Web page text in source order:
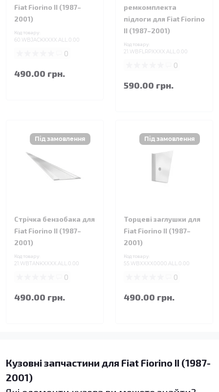
Fiat Fiorino II (1987–
2001)
Код товару:
60.WBJACKXXXX.ALL.0.00
0
490.00 грн.
ремкомплекта
підлоги для Fiat Fiorino
II (1987–2001)
Код товару:
21.WBFLRPXXXX.ALL.0.00
0
590.00 грн.
Стрічка бензобака для
Fiat Fiorino II (1987–
2001)
Код товару:
21.WBTANKXXXX.ALL.0.00
0
490.00 грн.
Торцеві заглушки для
Fiat Fiorino II (1987–
2001)
Код товару:
55.WBXXXX0000.ALL.0.00
0
490.00 грн.
Кузовні запчастини для Fiat Fiorino II (1987-
2001)